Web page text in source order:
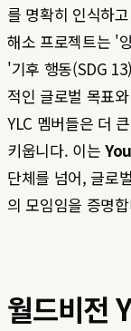
를 명확히 인식하
해소 프로젝트는 '
'기후 행동(SDG
적인 글로벌 목표
YLC 멤버들은 더
키웁니다. 이는
단체를 넘어, 글로
의 모임임을 증명
월드비전